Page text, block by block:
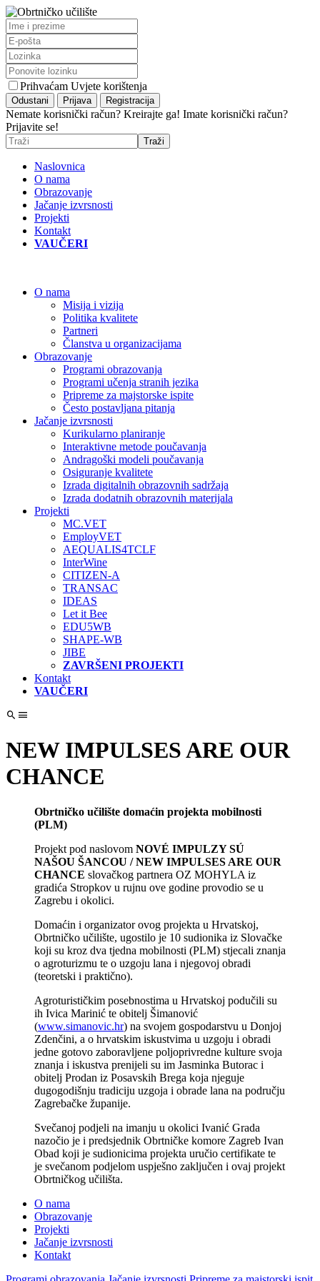
Prihvaćam Uvjete korištenja
Nemate korisnički račun? Kreirajte ga! Imate korisnički račun?
Prijavite se!
Naslovnica
O nama
Obrazovanje
Jačanje izvrsnosti
Projekti
Kontakt
VAUČERI
O nama
Misija i vizija
Politika kvalitete
Partneri
Članstva u organizacijama
Obrazovanje
Programi obrazovanja
Programi učenja stranih jezika
Pripreme za majstorske ispite
Često postavljana pitanja
Jačanje izvrsnosti
Kurikularno planiranje
Interaktivne metode poučavanja
Andragoški modeli poučavanja
Osiguranje kvalitete
Izrada digitalnih obrazovnih sadržaja
Izrada dodatnih obrazovnih materijala
Projekti
MC.VET
EmployVET
AEQUALIS4TCLF
InterWine
CITIZEN-A
TRANSAC
IDEAS
Let it Bee
EDU5WB
SHAPE-WB
JIBE
ZAVRŠENI PROJEKTI
Kontakt
VAUČERI
NEW IMPULSES ARE OUR
CHANCE
Obrtničko učilište domaćin projekta mobilnosti
(PLM)
Projekt pod naslovom NOVÉ IMPULZY SÚ
NAŠOU ŠANCOU / NEW IMPULSES ARE OUR
CHANCE slovačkog partnera OZ MOHYLA iz
gradića Stropkov u rujnu ove godine provodio se u
Zagrebu i okolici.
Domaćin i organizator ovog projekta u Hrvatskoj,
Obrtničko učilište, ugostilo je 10 sudionika iz Slovačke
koji su kroz dva tjedna mobilnosti (PLM) stjecali znanja
o agroturizmu te o uzgoju lana i njegovoj obradi
(teoretski i praktično).
Agroturističkim posebnostima u Hrvatskoj podučili su
ih Ivica Marinić te obitelj Šimanović
(www.simanovic.hr) na svojem gospodarstvu u Donjoj
Zdenčini, a o hrvatskim iskustvima u uzgoju i obradi
jedne gotovo zaboravljene poljoprivredne kulture svoja
znanja i iskustva prenijeli su im Jasminka Butorac i
obitelj Prodan iz Posavskih Brega koja njeguje
dugogodišnju tradiciju uzgoja i obrade lana na području
Zagrebačke županije.
Svečanoj podjeli na imanju u okolici Ivanić Grada
nazočio je i predsjednik Obrtničke komore Zagreb Ivan
Obad koji je sudionicima projekta uručio certifikate te
je svečanom podjelom uspješno zaključen i ovaj projekt
Obrtničkog učilišta.
O nama
Obrazovanje
Projekti
Jačanje izvrsnosti
Kontakt